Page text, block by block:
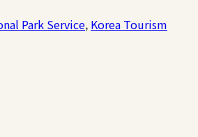
Park Service, Korea Tourism